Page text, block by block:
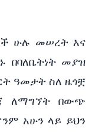
ሁሉ መሠረት እና
በባለቤትነት መያዝ
ዓመታት ስለ ዜጎቿ
ለማግኘት በውጭ
አሁን ላይ ይህን